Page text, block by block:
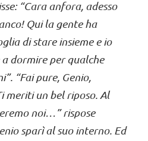
“Cara anfora, adesso
Qui la gente ha
di stare insieme e io
dormire per qualche
“Fai pure, Genio,
meriti un bel riposo. Al
noi…” rispose
sparì al suo interno. Ed